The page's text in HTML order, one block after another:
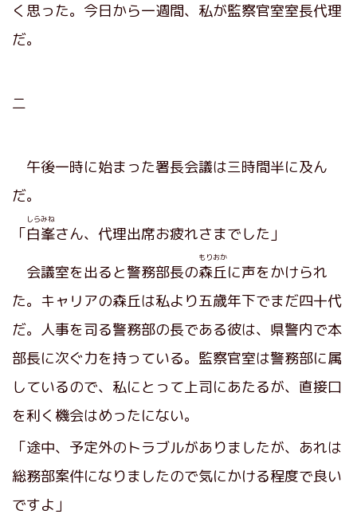
く思った。今日から一週間、私が監察官室室長代理
だ。
二
午後一時に始まった署長会議は三時間半に及ん
だ。
「白峯
しらみね
さん、代理出席お疲れさまでした」
会議室を出ると警務部長の森丘
もりおか
に声をかけられ
た。キャリアの森丘は私より五歳年下でまだ四十代
だ。人事を司る警務部の長である彼は、県警内で本
部長に次ぐ力を持っている。監察官室は警務部に属
しているので、私にとって上司にあたるが、直接口
を利く機会はめったにない。
「途中、予定外のトラブルがありましたが、あれは
総務部案件になりましたので気にかける程度で良い
ですよ」